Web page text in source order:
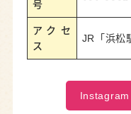
号
アクセ
ス
JR「浜松
Instagram